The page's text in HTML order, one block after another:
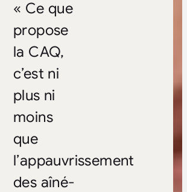
« Ce que
propose
la CAQ,
c’est ni
plus ni
moins
que
l’appauvrissement
des aîné-